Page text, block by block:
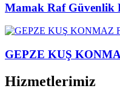
Mamak Raf Güvenlik
GEPZE KUŞ
Hizmetlerimiz